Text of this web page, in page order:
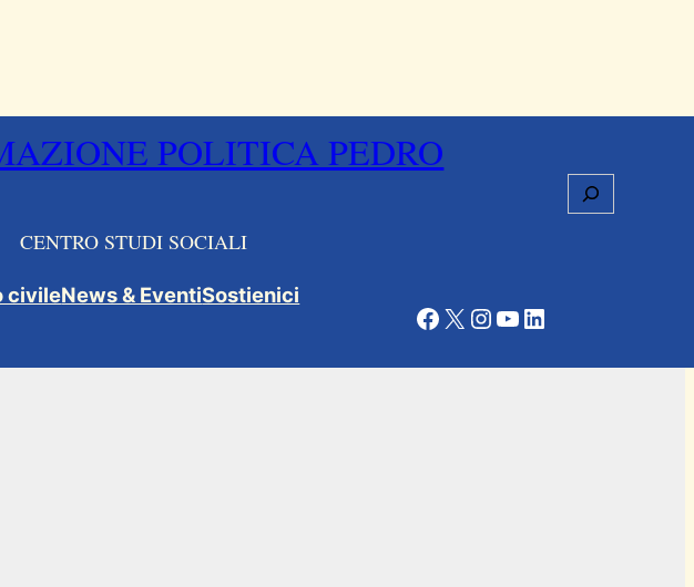
POLITICA PEDRO
CENTRO STUDI SOCIALI
Cerca
civileNews & EventiSostienici
Facebook X Instagram YouTube LinkedIn